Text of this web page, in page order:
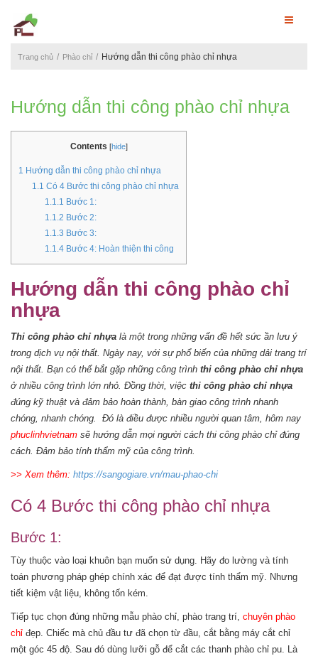
Trang chủ Phào chỉ Hướng dẫn thi công phào chỉ nhựa
Hướng dẫn thi công phào chỉ nhựa
Contents [hide]
1 Hướng dẫn thi công phào chỉ nhựa
1.1 Có 4 Bước thi công phào chỉ nhựa
1.1.1 Bước 1:
1.1.2 Bước 2:
1.1.3 Bước 3:
1.1.4 Bước 4: Hoàn thiện thi công
Hướng dẫn thi công phào chỉ
nhựa
Thi công phào chỉ nhựa là một trong những vấn đề hết sức ần lưu ý
trong dịch vụ nội thất. Ngày nay, với sự phổ biến của những dải trang trí
nội thất. Bạn có thể bắt gặp những công trình thi công phào chỉ nhựa
ở nhiều công trình lớn nhỏ. Đồng thời, việc thi công phào chỉ nhựa
đúng kỹ thuật và đảm bảo hoàn thành, bàn giao công trình nhanh
chóng, nhanh chóng. Đó là điều được nhiều người quan tâm, hôm nay
phuclinhvietnam sẽ hướng dẫn mọi người cách thi công phào chỉ đúng
cách. Đảm bảo tính thẩm mỹ của công trình.
>> Xem thêm: https://sangogiare.vn/mau-phao-chi
Có 4 Bước thi công phào chỉ nhựa
Bước 1:
Tùy thuộc vào loại khuôn bạn muốn sử dụng. Hãy đo lường và tính
toán phương pháp ghép chính xác để đạt được tính thẩm mỹ. Nhưng
tiết kiệm vật liệu, không tốn kém.
Tiếp tục chọn đúng những mẫu phào chỉ, phào trang trí, chuyên phào
chỉ đẹp. Chiếc mà chủ đầu tư đã chọn từ đầu, cắt bằng máy cắt chỉ
một góc 45 độ. Sau đó dùng lưỡi gỗ để cắt các thanh phào chỉ pu. Là